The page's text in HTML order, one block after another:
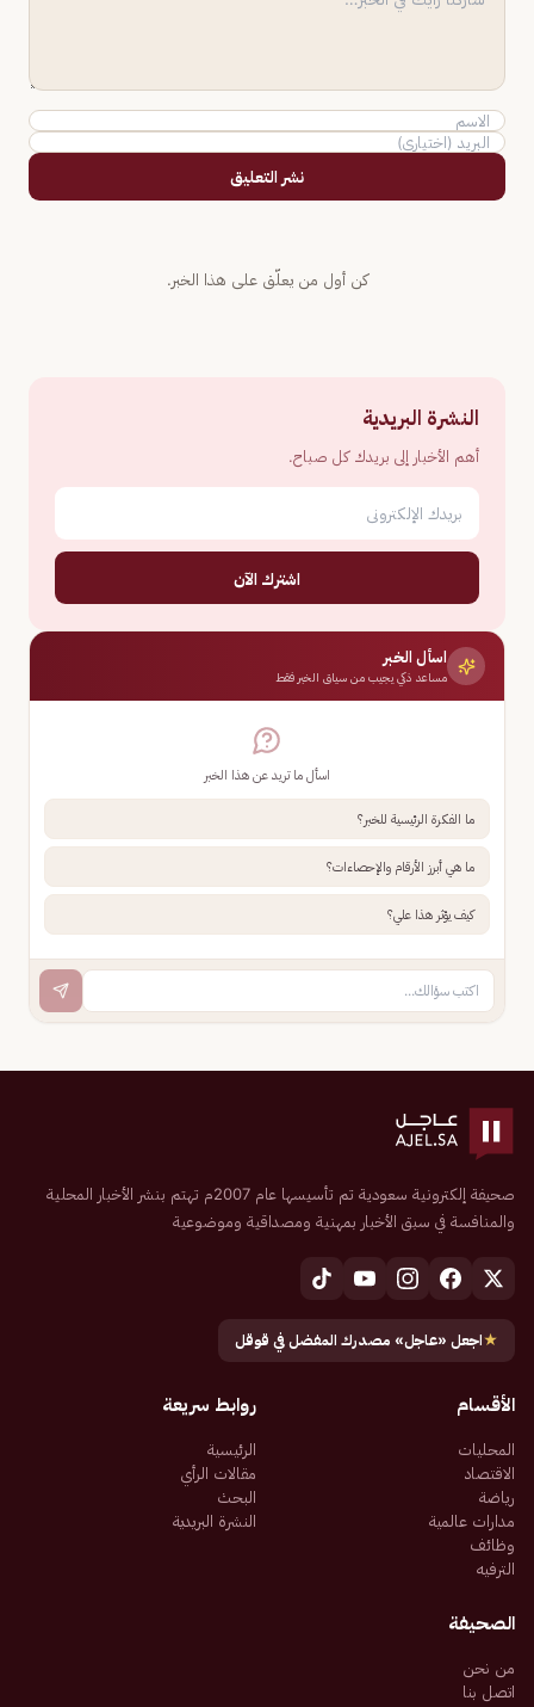
نشر التعليق
كن أول من يعلّق على هذا الخبر.
النشرة البريدية
أهم الأخبار إلى بريدك كل صباح.
اشترك الآن
اسأل الخبر
مساعد ذكي يجيب من سياق الخبر فقط
اسأل ما تريد عن هذا الخبر
ما الفكرة الرئيسية للخبر؟
ما هي أبرز الأرقام والإحصاءات؟
كيف يؤثر هذا علي؟
صحيفة إلكترونية سعودية تم تأسيسها عام 2007م تهتم بنشر الأخبار المحلية
والمنافسة في سبق الأخبار بمهنية ومصداقية وموضوعية
★اجعل «عاجل» مصدرك المفضل في قوقل
الأقسام
المحليات
الاقتصاد
رياضة
مدارات عالمية
وظائف
الترفيه
روابط سريعة
الرئيسية
مقالات الرأي
البحث
النشرة البريدية
الصحيفة
من نحن
اتصل بنا